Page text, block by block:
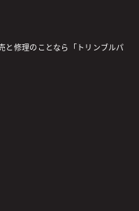
と修理のことなら「トリンブルパ